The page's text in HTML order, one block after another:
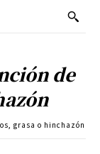
de
grasa o hinchazón